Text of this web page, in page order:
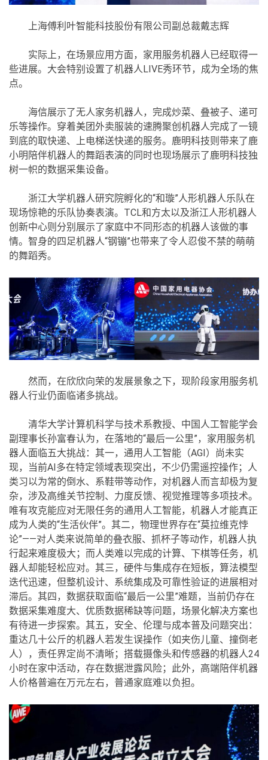
上海傅利叶智能科技股份有限公司副总裁戴志辉
实际上，在场景应用方面，家用服务机器人已经取得一
些进展。大会特别设置了机器人LIVE秀环节，成为全场的焦
点。
海信展示了无人家务机器人，完成炒菜、叠被子、递可
乐等操作。穿着美团外卖服装的速腾聚创机器人完成了一镜
到底的取快递、上电梯送快递的服务。鹿明科技则带来了鹿
小明陪伴机器人的舞蹈表演的同时也现场展示了鹿明科技独
树一帜的数据采集设备。
浙江大学机器人研究院孵化的“和璇”人形机器人乐队在
现场惊艳的乐队协奏表演。TCL和方太以及浙江人形机器人
创新中心则分别展示了家庭中不同形态的机器人该做的事
情。智身的四足机器人“钢镚”也带来了令人忍俊不禁的萌萌
的舞蹈秀。
然而，在欣欣向荣的发展景象之下，现阶段家用服务机
器人行业仍面临诸多挑战。
清华大学计算机科学与技术系教授、中国人工智能学会
副理事长孙富春认为，在落地的“最后一公里”，家用服务机
器人面临五大挑战：其一，通用人工智能（AGI）尚未实
现，当前AI多在特定领域表现突出，不少仍需遥控操作；人
类习以为常的倒水、系鞋带等动作，对机器人而言却极为复
杂，涉及高维关节控制、力度反馈、视觉推理等多项技术。
唯有攻克能应对无限任务的通用人工智能，机器人才能真正
成为人类的“生活伙伴”。其二，物理世界存在“莫拉维克悖
论”——对人类来说简单的叠衣服、抓杯子等动作，机器人执
行起来难度极大；而人类难以完成的计算、下棋等任务，机
器人却能轻松应对。其三，硬件与集成存在短板，算法模型
迭代迅速，但整机设计、系统集成及可靠性验证的进展相对
滞后。其四，数据获取面临“最后一公里”难题，当前仍存在
数据采集难度大、优质数据稀缺等问题，场景化解决方案也
有待进一步探索。其五，安全、伦理与成本普及问题突出：
重达几十公斤的机器人若发生误操作（如夹伤儿童、撞倒老
人），责任界定尚不清晰；搭载摄像头和传感器的机器人24
小时在家中活动，存在数据泄露风险；此外，高端陪伴机器
人价格普遍在万元左右，普通家庭难以负担。